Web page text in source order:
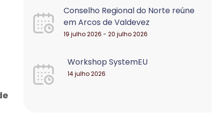
Conselho Regional do Norte reúne
em Arcos de Valdevez
19 julho 2026 - 20 julho 2026
Workshop SystemEU
14 julho 2026